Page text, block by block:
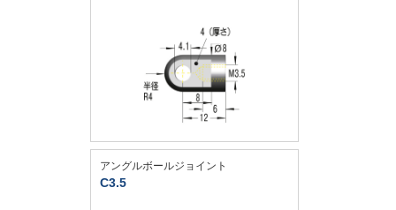
アングルボールジョイント
C3.5